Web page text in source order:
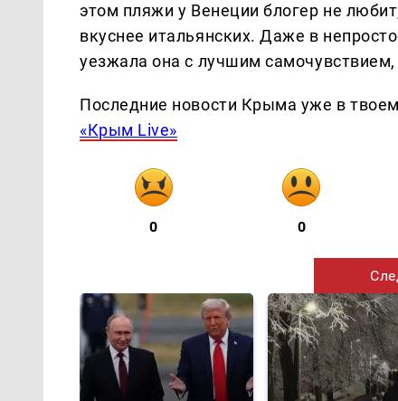
этом пляжи у Венеции блогер не
вкуснее итальянских. Даже в
уезжала она с лучшим
Последние новости Крыма уже в
«Крым Live»
0 0